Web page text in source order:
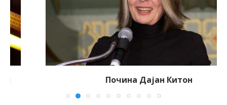
Почина Дајан Китон